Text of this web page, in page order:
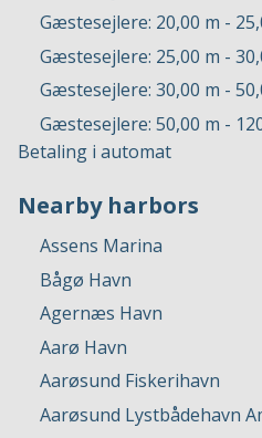
Gæstesejlere: 20,00 m -
Gæstesejlere: 25,00 m -
Gæstesejlere: 30,00 m -
Gæstesejlere: 50,00 m -
Betaling i automat
Nearby harbors
Assens Marina
Bågø Havn
Agernæs Havn
Aarø Havn
Aarøsund Fiskerihavn
Aarøsund Lystbådehavn